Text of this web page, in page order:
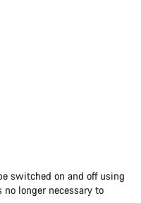
switched on and off using
no longer necessary to